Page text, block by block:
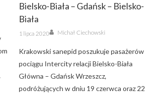
Bielsko-Biała – Gdańsk – Bielsko-
Biała
Posted
on
1 lipca 2020 Author
Michał Ciechowski
Krakowski sanepid poszukuje pasażerów
pociągu Intercity relacji Bielsko-Biała
Główna – Gdańsk Wrzeszcz,
podróżujących w dniu 19 czerwca oraz 22